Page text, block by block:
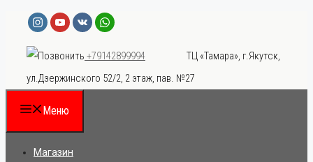
Перейти
содержимому
+79142899994
ТЦ «Тамара», г.Якутск,
ул.Дзержинского 52/2, 2 этаж, пав. №27
Меню
Магазин